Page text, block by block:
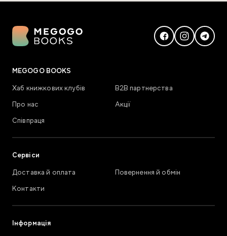
MEGOGO BOOKS
Хаб книжкових клубів
В2В партнерства
Про нас
Акції
Співпраця
Сервіси
Доставка й оплата
Повернення й обмін
Контакти
Інформація